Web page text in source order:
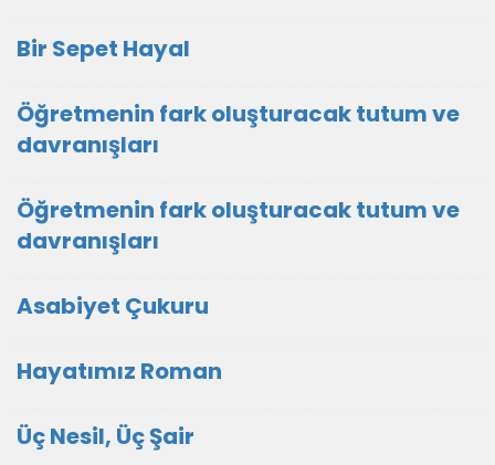
Bir Sepet Hayal
Öğretmenin fark oluşturacak tutum ve
davranışları
Öğretmenin fark oluşturacak tutum ve
davranışları
Asabiyet Çukuru
Hayatımız Roman
Üç Nesil, Üç Şair